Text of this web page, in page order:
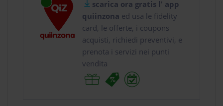
scarica ora gratis l' app
quiinzona ed usa le fidelity
card, le offerte, i coupons
acquisti, richiedi preventivi, e
prenota i servizi nei punti
vendita